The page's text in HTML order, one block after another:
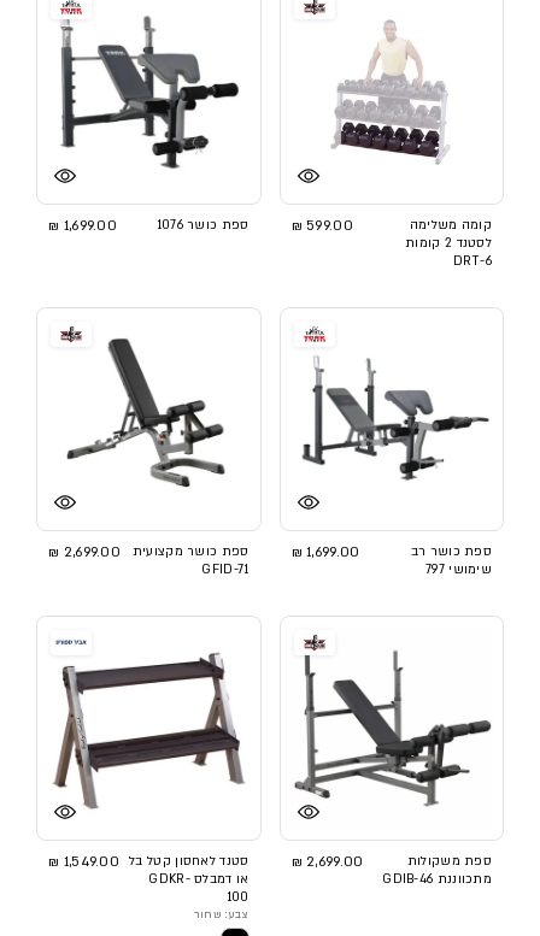
קומה משלימה
לסטנד 2 קומות
DRT-6
599.00 ₪ ספת כושר 1076 1,699.00 ₪
ספת כושר רב
שימושי 797
1,699.00 ₪
ספת כושר מקצועית
GFID-71
2,699.00 ₪
ספת משקולות
מתכווננת GDIB-46
2,699.00 ₪
סטנד לאחסון קטל בל
או דמבלס GDKR-
100
1,549.00 ₪
צבע: שחור